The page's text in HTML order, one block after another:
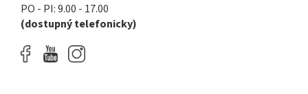
PO - PI: 9.00 - 17.00
(dostupný telefonicky)